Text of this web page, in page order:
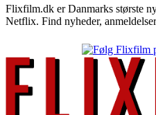
Flixfilm.dk er Danmarks største
Netflix. Find nyheder,